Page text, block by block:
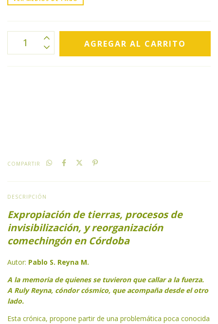
COMPARTIR
DESCRIPCIÓN
Expropiación de tierras, procesos de
invisibilización, y reorganización
comechingón en Córdoba
Autor: Pablo S. Reyna M.
A la memoria de quienes se tuvieron que callar a la fuerza.
A Ruly Reyna, cóndor cósmico, que acompaña desde el otro
lado.
Esta crónica, propone partir de una problemática poca conocida